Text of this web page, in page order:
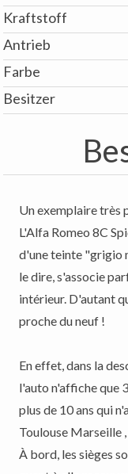
Kraftstoff
Antrieb
Farbe
Besitzer
Un exemplaire très
L'Alfa Romeo 8C
d'une teinte "grigio
le dire, s'associe
intérieur. D'autant
proche du neuf !
En effet, dans la
l'auto n'affiche que
plus de 10 ans qui
Toulouse Marseille
À bord, les sièges